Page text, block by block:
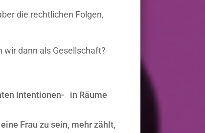
die rechtlichen Folgen,
wir dann als Gesellschaft?
Intentionen- in Räume
Frau zu sein, mehr zählt,